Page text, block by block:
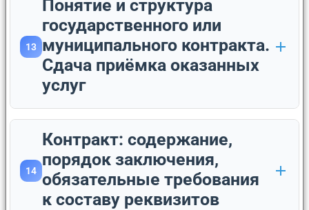
13
Понятие и структура
государственного или
муниципального контракта.
Сдача приёмка оказанных
услуг
14
Контракт: содержание,
порядок заключения,
обязательные требования
к составу реквизитов